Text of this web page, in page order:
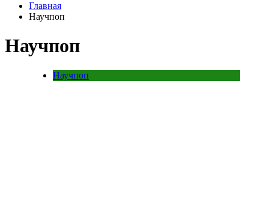
Главная
Научпоп
Научпоп
Научпоп